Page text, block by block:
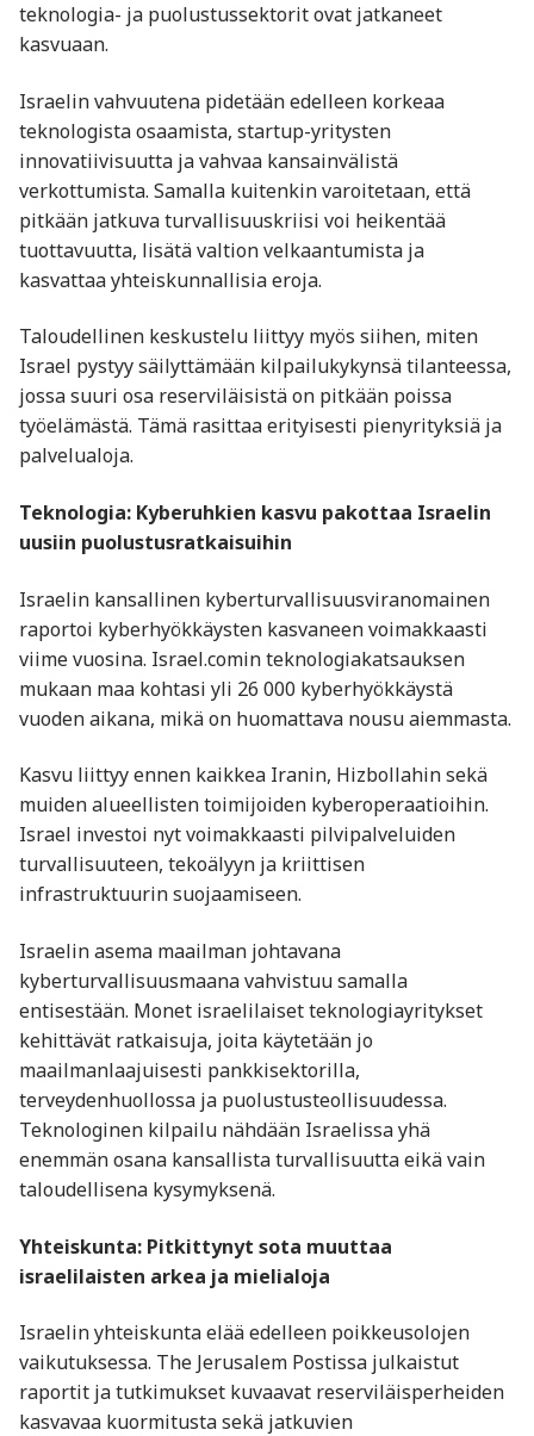
teknologia- ja puolustussektorit ovat jatkaneet
kasvuaan.
Israelin vahvuutena pidetään edelleen korkeaa
teknologista osaamista, startup-yritysten
innovatiivisuutta ja vahvaa kansainvälistä
verkottumista. Samalla kuitenkin varoitetaan, että
pitkään jatkuva turvallisuuskriisi voi heikentää
tuottavuutta, lisätä valtion velkaantumista ja
kasvattaa yhteiskunnallisia eroja.
Taloudellinen keskustelu liittyy myös siihen, miten
Israel pystyy säilyttämään kilpailukykynsä tilanteessa,
jossa suuri osa reserviläisistä on pitkään poissa
työelämästä. Tämä rasittaa erityisesti pienyrityksiä ja
palvelualoja.
Teknologia: Kyberuhkien kasvu pakottaa Israelin
uusiin puolustusratkaisuihin
Israelin kansallinen kyberturvallisuusviranomainen
raportoi kyberhyökkäysten kasvaneen voimakkaasti
viime vuosina. Israel.comin teknologiakatsauksen
mukaan maa kohtasi yli 26 000 kyberhyökkäystä
vuoden aikana, mikä on huomattava nousu aiemmasta.
Kasvu liittyy ennen kaikkea Iranin, Hizbollahin sekä
muiden alueellisten toimijoiden kyberoperaatioihin.
Israel investoi nyt voimakkaasti pilvipalveluiden
turvallisuuteen, tekoälyyn ja kriittisen
infrastruktuurin suojaamiseen.
Israelin asema maailman johtavana
kyberturvallisuusmaana vahvistuu samalla
entisestään. Monet israelilaiset teknologiayritykset
kehittävät ratkaisuja, joita käytetään jo
maailmanlaajuisesti pankkisektorilla,
terveydenhuollossa ja puolustusteollisuudessa.
Teknologinen kilpailu nähdään Israelissa yhä
enemmän osana kansallista turvallisuutta eikä vain
taloudellisena kysymyksenä.
Yhteiskunta: Pitkittynyt sota muuttaa
israelilaisten arkea ja mielialoja
Israelin yhteiskunta elää edelleen poikkeusolojen
vaikutuksessa. The Jerusalem Postissa julkaistut
raportit ja tutkimukset kuvaavat reserviläisperheiden
kasvavaa kuormitusta sekä jatkuvien